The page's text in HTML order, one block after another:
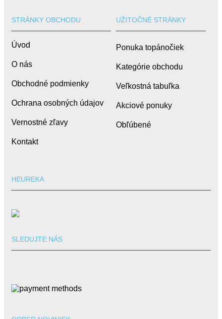
STRÁNKY OBCHODU
Úvod
O nás
Obchodné podmienky
Ochrana osobných údajov
Vernostné zľavy
Kontakt
UŽITOČNÉ STRÁNKY
Ponuka topánočiek
Kategórie obchodu
Veľkostná tabuľka
Akciové ponuky
Obľúbené
HEUREKA
SLEDUJTE NÁS